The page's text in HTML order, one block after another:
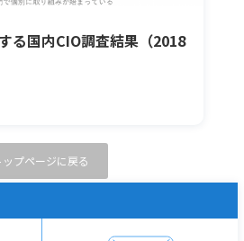
る国内CIO調査結果（2018
ップページに戻る